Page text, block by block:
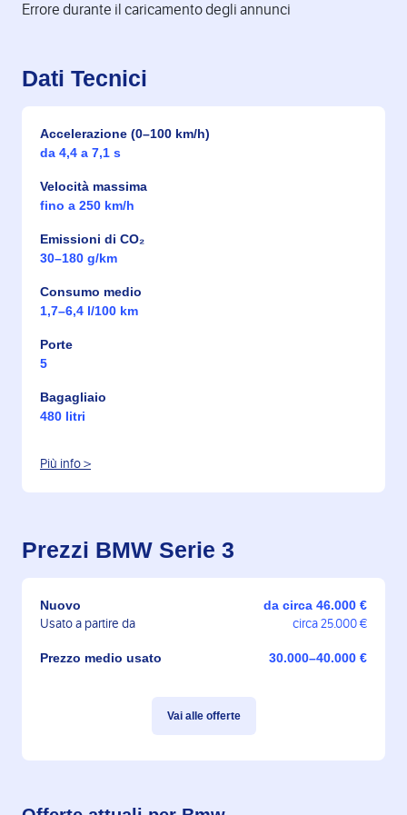
Errore durante il caricamento degli annunci
Dati Tecnici
Accelerazione (0–100 km/h)
da 4,4 a 7,1 s
Velocità massima
fino a 250 km/h
Emissioni di CO₂
30–180 g/km
Consumo medio
1,7–6,4 l/100 km
Porte
5
Bagagliaio
480 litri
Più info >
Prezzi BMW Serie 3
Nuovo da circa 46.000 €
Usato a partire da circa 25.000 €
Prezzo medio usato 30.000–40.000 €
Vai alle offerte